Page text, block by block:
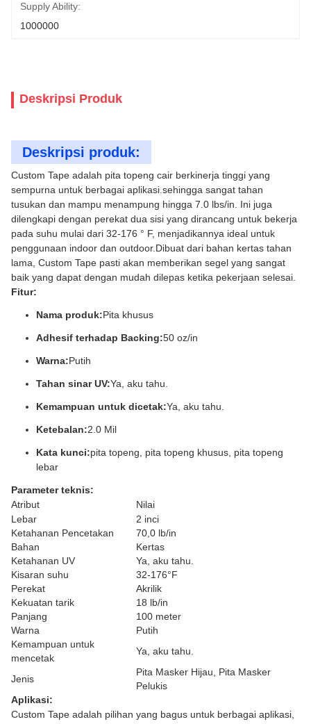
Supply Ability:
1000000
Deskripsi Produk
Deskripsi produk:
Custom Tape adalah pita topeng cair berkinerja tinggi yang
sempurna untuk berbagai aplikasi.sehingga sangat tahan
tusukan dan mampu menampung hingga 7.0 lbs/in. Ini juga
dilengkapi dengan perekat dua sisi yang dirancang untuk bekerja
pada suhu mulai dari 32-176 ° F, menjadikannya ideal untuk
penggunaan indoor dan outdoor.Dibuat dari bahan kertas tahan
lama, Custom Tape pasti akan memberikan segel yang sangat
baik yang dapat dengan mudah dilepas ketika pekerjaan selesai.
Fitur:
Nama produk:Pita khusus
Adhesif terhadap Backing:50 oz/in
Warna:Putih
Tahan sinar UV:Ya, aku tahu.
Kemampuan untuk dicetak:Ya, aku tahu.
Ketebalan:2.0 Mil
Kata kunci:pita topeng, pita topeng khusus, pita topeng
lebar
Parameter teknis:
Atribut
Nilai
Lebar
2 inci
Ketahanan Pencetakan
70,0 lb/in
Bahan
Kertas
Ketahanan UV
Ya, aku tahu.
Kisaran suhu
32-176°F
Perekat
Akrilik
Kekuatan tarik
18 lb/in
Panjang
100 meter
Warna
Putih
Kemampuan untuk
mencetak
Ya, aku tahu.
Jenis
Pita Masker Hijau, Pita Masker
Pelukis
Aplikasi:
Custom Tape adalah pilihan yang bagus untuk berbagai aplikasi,